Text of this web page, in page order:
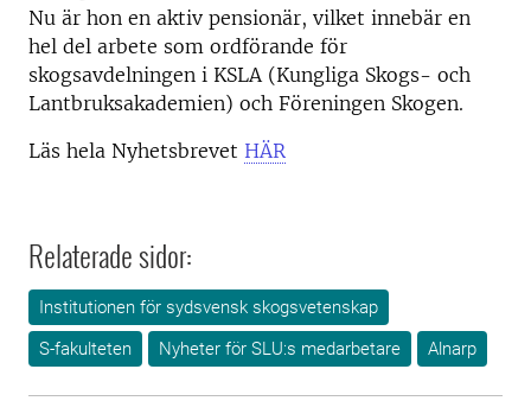
Nu är hon en aktiv pensionär, vilket innebär en
hel del arbete som ordförande för
skogsavdelningen i KSLA (Kungliga Skogs- och
Lantbruksakademien) och Föreningen Skogen.
Läs hela Nyhetsbrevet HÄR
Relaterade sidor:
Institutionen för sydsvensk skogsvetenskap
S-fakulteten
Nyheter för SLU:s medarbetare Alnarp